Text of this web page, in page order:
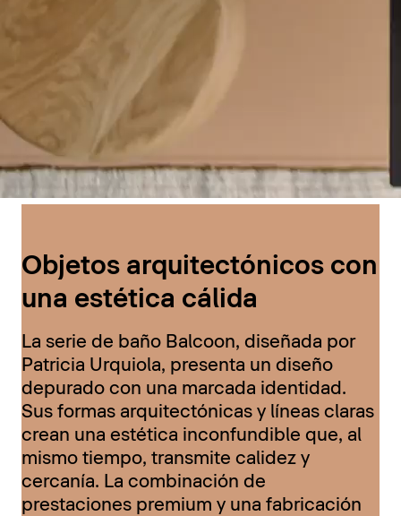
Objetos arquitectónicos con
una estética cálida
La serie de baño Balcoon, diseñada por
Patricia Urquiola, presenta un diseño
depurado con una marcada identidad.
Sus formas arquitectónicas y líneas claras
crean una estética inconfundible que, al
mismo tiempo, transmite calidez y
cercanía. La combinación de
prestaciones premium y una fabricación